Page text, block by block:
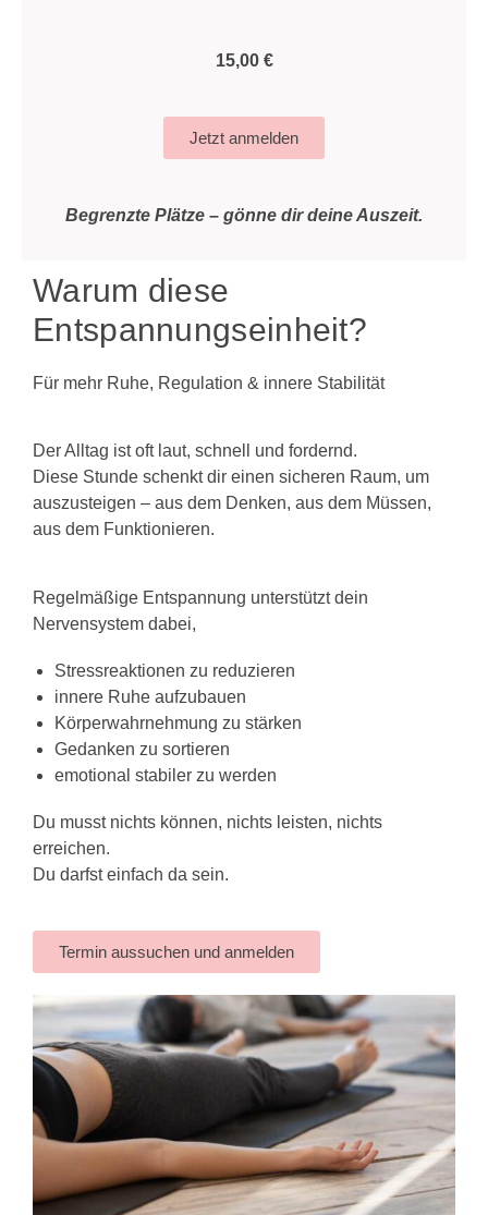
15,00 €
Jetzt anmelden
Begrenzte Plätze – gönne dir deine Auszeit.
Warum diese
Entspannungseinheit?
Für mehr Ruhe, Regulation & innere Stabilität
Der Alltag ist oft laut, schnell und fordernd.
Diese Stunde schenkt dir einen sicheren Raum, um
auszusteigen – aus dem Denken, aus dem Müssen,
aus dem Funktionieren.
Regelmäßige Entspannung unterstützt dein
Nervensystem dabei,
Stressreaktionen zu reduzieren
innere Ruhe aufzubauen
Körperwahrnehmung zu stärken
Gedanken zu sortieren
emotional stabiler zu werden
Du musst nichts können, nichts leisten, nichts
erreichen.
Du darfst einfach da sein.
Termin aussuchen und anmelden